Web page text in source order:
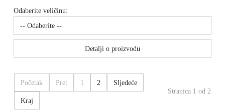
Odaberite veličinu:
Detalji o proizvodu
Početak Pret 1 2 Sljedeće
Kraj
Stranica 1 od 2